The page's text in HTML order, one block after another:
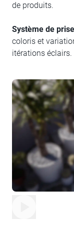
de produits.
Système de
coloris et
itérations éclairs.